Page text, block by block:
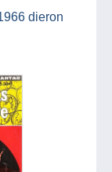
dieron